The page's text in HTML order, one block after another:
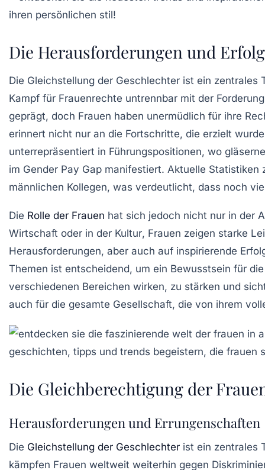
Die Herausforderungen und
Die Gleichstellung der Geschlechter ist ein zentrales
Kampf für Frauenrechte untrennbar mit der
geprägt, doch Frauen haben unermüdlich für ihre
erinnert nicht nur an die Fortschritte, die erzielt
unterrepräsentiert in Führungspositionen, wo
im Gender Pay Gap manifestiert. Aktuelle Statistiken
männlichen Kollegen, was verdeutlicht, dass noch
Die Rolle der Frauen hat sich jedoch nicht nur in der
Wirtschaft oder in der Kultur, Frauen zeigen starke
Herausforderungen, aber auch auf inspirierende
Themen ist entscheidend, um ein Bewusstsein für
verschiedenen Bereichen wirken, zu stärken und
auch für die gesamte Gesellschaft, die von ihrem
Die Gleichberechtigung der
Herausforderungen und Errungenschaften
Die Gleichstellung der Geschlechter ist ein zentrales
kämpfen Frauen weltweit weiterhin gegen